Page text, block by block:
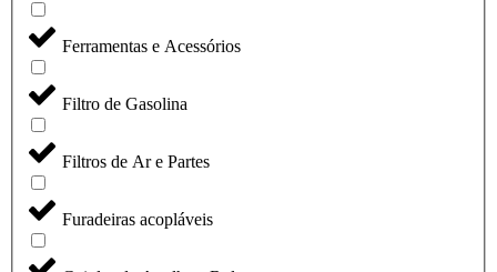
Ferramentas e Acessórios
Filtro de Gasolina
Filtros de Ar e Partes
Furadeiras acopláveis